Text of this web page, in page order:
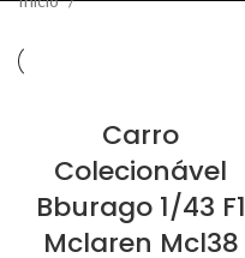
Carro
Colecionável
Bburago 1/43 F1
Mclaren Mcl38